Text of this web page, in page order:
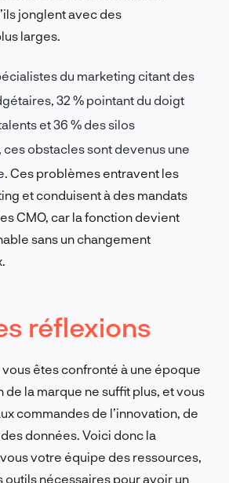
jonglent avec des
larges.
du marketing citant des
32 % pointant du doigt
et 36 % des silos
obstacles sont devenus une
Ces problèmes entravent les
et conduisent à des mandats
CMO, car la fonction devient
sans un changement
réflexions
vous êtes confronté à une époque
de la marque ne suffit plus, et vous
commandes de l’innovation, de
données. Voici donc la
votre équipe des ressources,
outils nécessaires pour avoir un